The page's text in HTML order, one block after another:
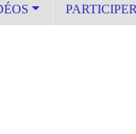
PARTICIPER